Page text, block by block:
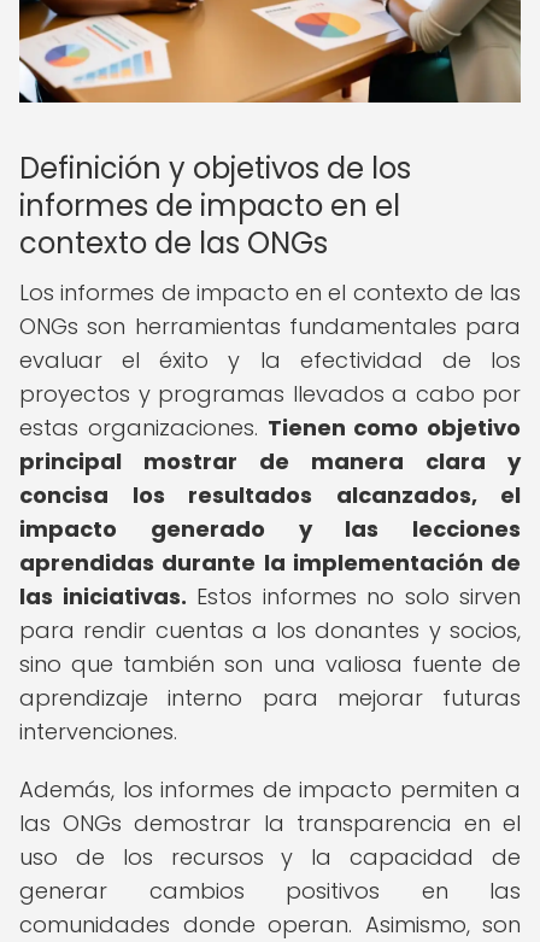
Definición y objetivos de los
informes de impacto en el
contexto de las ONGs
Los informes de impacto en el contexto de las
ONGs son herramientas fundamentales para
evaluar el éxito y la efectividad de los
proyectos y programas llevados a cabo por
estas organizaciones. Tienen como objetivo
principal mostrar de manera clara y
concisa los resultados alcanzados, el
impacto generado y las lecciones
aprendidas durante la implementación de
las iniciativas. Estos informes no solo sirven
para rendir cuentas a los donantes y socios,
sino que también son una valiosa fuente de
aprendizaje interno para mejorar futuras
intervenciones.
Además, los informes de impacto permiten a
las ONGs demostrar la transparencia en el
uso de los recursos y la capacidad de
generar cambios positivos en las
comunidades donde operan. Asimismo, son